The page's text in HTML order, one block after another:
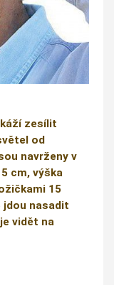
zesílit
od
navrženy v
cm, výška
15
jdou nasadit
vidět na